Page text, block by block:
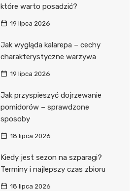
które warto posadzić?
19 lipca 2026
Jak wygląda kalarepa – cechy
charakterystyczne warzywa
19 lipca 2026
Jak przyspieszyć dojrzewanie
pomidorów – sprawdzone
sposoby
18 lipca 2026
Kiedy jest sezon na szparagi?
Terminy i najlepszy czas zbioru
18 lipca 2026